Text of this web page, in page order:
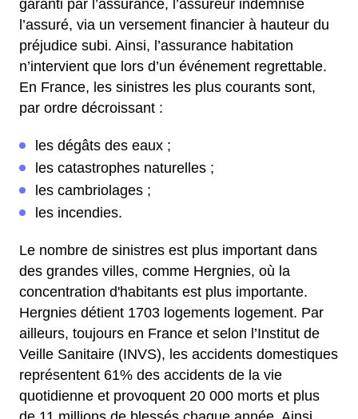
garanti par l’assurance, l’assureur indemnise
l’assuré, via un versement financier à hauteur du
préjudice subi. Ainsi, l’assurance habitation
n’intervient que lors d’un événement regrettable.
En France, les sinistres les plus courants sont,
par ordre décroissant :
les dégâts des eaux ;
les catastrophes naturelles ;
les cambriolages ;
les incendies.
Le nombre de sinistres est plus important dans
des grandes villes, comme Hergnies, où la
concentration d'habitants est plus importante.
Hergnies détient 1703 logements logement. Par
ailleurs, toujours en France et selon l’Institut de
Veille Sanitaire (INVS), les accidents domestiques
représentent 61% des accidents de la vie
quotidienne et provoquent 20 000 morts et plus